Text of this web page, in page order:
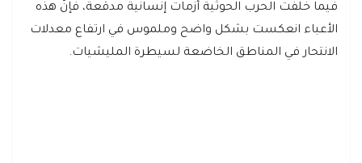
فيما خلّفت الحرب الحوثية أزمات إنسانية مدقعة، فإنّ هذه
الأعباء انعكست بشكل واضح وملموس في ارتفاع معدلات
الانتحار في المناطق الخاضعة لسيطرة المليشيات.